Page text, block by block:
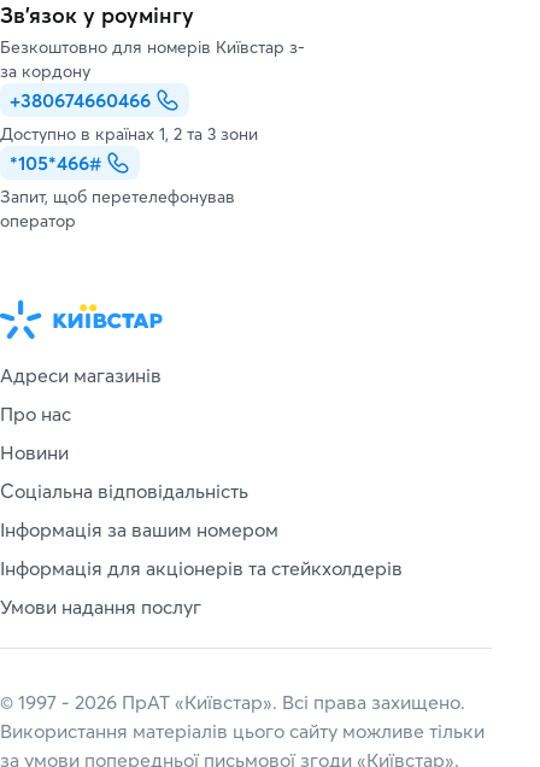
Зв’язок у роумінгу
Безкоштовно для номерів Київстар з-
за кордону
+380674660466
Доступно в країнах 1, 2 та 3 зони
*105*466#
Запит, щоб перетелефонував
оператор
Адреси магазинів
Про нас
Новини
Соціальна відповідальність
Інформація за вашим номером
Інформація для акціонерів та стейкхолдерів
Умови надання послуг
© 1997 - 2026 ПрАТ «Київстар». Всі права захищено.
Використання матеріалів цього сайту можливе тільки
за умови попередньої письмової згоди «Київстар».